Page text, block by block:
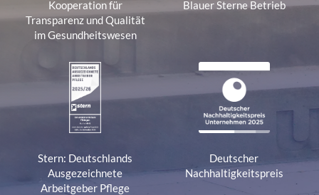
Kooperation für
Transparenz und Qualität
im Gesundheitswesen
Blauer Sterne Betrieb
Stern: Deutschlands
Ausgezeichnete
Arbeitgeber Pflege
Deutscher
Nachhaltigkeitspreis